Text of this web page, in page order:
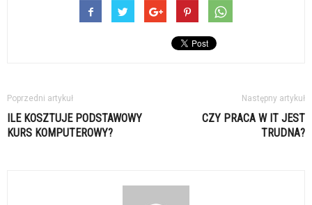
Poprzedni artykuł
ILE KOSZTUJE PODSTAWOWY
KURS KOMPUTEROWY?
Następny artykuł
CZY PRACA W IT JEST
TRUDNA?